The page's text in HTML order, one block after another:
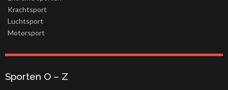
Krachtsport
Luchtsport
Motorsport
Sporten O – Z